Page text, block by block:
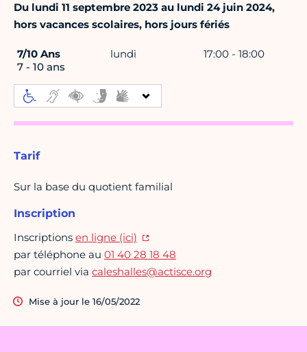
Du lundi 11 septembre 2023 au lundi 24 juin 2024,
hors vacances scolaires, hors jours fériés
7/10 Ans
7 - 10 ans
lundi 17:00 - 18:00
Tarif
Sur la base du quotient familial
Inscription
Inscriptions en ligne (ici)
par téléphone au 01 40 28 18 48
par courriel via caleshalles@actisce.org
Mise à jour le 16/05/2022